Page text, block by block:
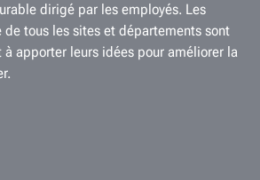
dirigé par les employés. Les
de tous les sites et départements sont
apporter leurs idées pour améliorer la